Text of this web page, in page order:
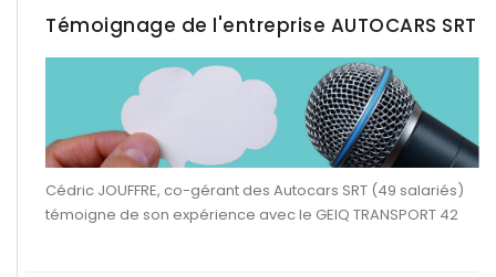
Témoignage de l'entreprise AUTOCARS SRT
Cédric JOUFFRE, co-gérant des Autocars SRT (49 salariés)
témoigne de son expérience avec le GEIQ TRANSPORT 42